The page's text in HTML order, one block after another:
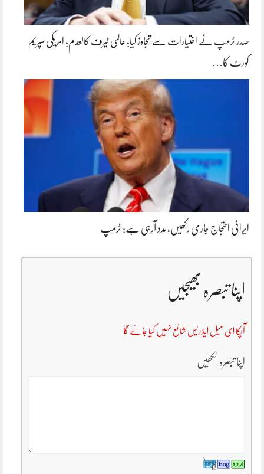
صدر ٹرمپ نے اختیارات سے تجاوز کیا؛ عالمی ٹیرف کالعدم؛ امریکی سپریم
کورٹ کا…
ایرانی احتجاج جاری رکھیں، مدد آرہی ہے: ٹرمپ
اپنا تبصرہ بھیجیں
آپکا ای میل ایڈریس شائع نہیں کیا جائے گا
اپنا تبصرہ لکھیں